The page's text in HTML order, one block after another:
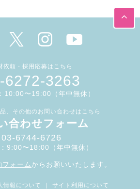
依頼・採用応募はこちら
6272-3263
10:00〜19:00（年中無休）
、その他のお問い合わせはこちら
合わせフォーム
03-6744-6726
9:00〜18:00（年中無休）
フォーム からお願いいたします。
情報について ｜ サイト利用について